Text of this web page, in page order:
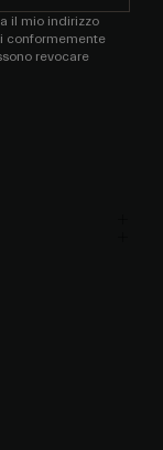
il mio indirizzo
conformemente
revocare